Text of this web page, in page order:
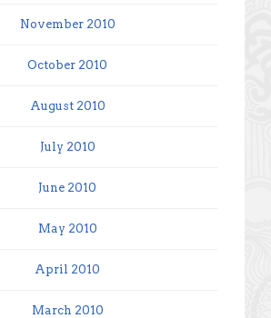
November 2010
October 2010
August 2010
July 2010
June 2010
May 2010
April 2010
March 2010